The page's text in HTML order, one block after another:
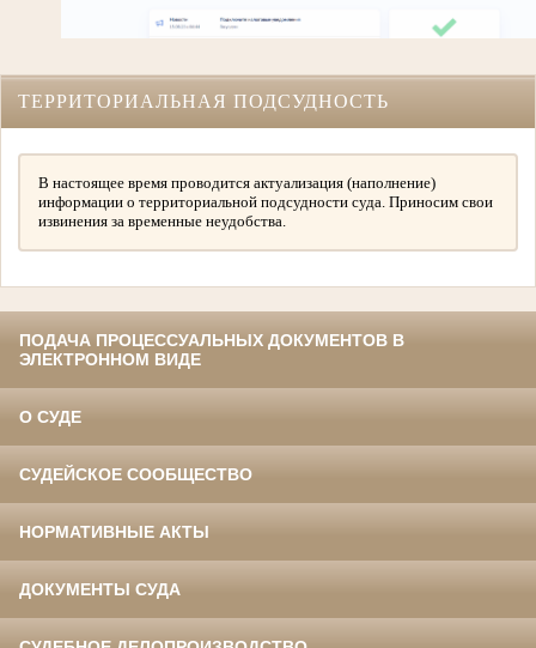
ТЕРРИТОРИАЛЬНАЯ ПОДСУДНОСТЬ
В настоящее время проводится актуализация (наполнение)
информации о территориальной подсудности суда. Приносим свои
извинения за временные неудобства.
ПОДАЧА ПРОЦЕССУАЛЬНЫХ ДОКУМЕНТОВ В
ЭЛЕКТРОННОМ ВИДЕ
О СУДЕ
СУДЕЙСКОЕ СООБЩЕСТВО
НОРМАТИВНЫЕ АКТЫ
ДОКУМЕНТЫ СУДА